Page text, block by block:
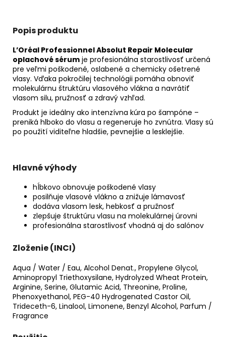
Popis produktu
L’Oréal Professionnel Absolut Repair Molecular
oplachové sérum je profesionálna starostlivosť určená
pre veľmi poškodené, oslabené a chemicky ošetrené
vlasy. Vďaka pokročilej technológii pomáha obnoviť
molekulárnu štruktúru vlasového vlákna a navrátiť
vlasom silu, pružnosť a zdravý vzhľad.
Produkt je ideálny ako intenzívna kúra po šampóne –
preniká hlboko do vlasu a regeneruje ho zvnútra. Vlasy sú
po použití viditeľne hladšie, pevnejšie a lesklejšie.
Hlavné výhody
hĺbkovo obnovuje poškodené vlasy
posilňuje vlasové vlákno a znižuje lámavosť
dodáva vlasom lesk, hebkosť a pružnosť
zlepšuje štruktúru vlasu na molekulárnej úrovni
profesionálna starostlivosť vhodná aj do salónov
Zloženie (INCI)
Aqua / Water / Eau, Alcohol Denat., Propylene Glycol,
Aminopropyl Triethoxysilane, Hydrolyzed Wheat Protein,
Arginine, Serine, Glutamic Acid, Threonine, Proline,
Phenoxyethanol, PEG-40 Hydrogenated Castor Oil,
Trideceth-6, Linalool, Limonene, Benzyl Alcohol, Parfum /
Fragrance